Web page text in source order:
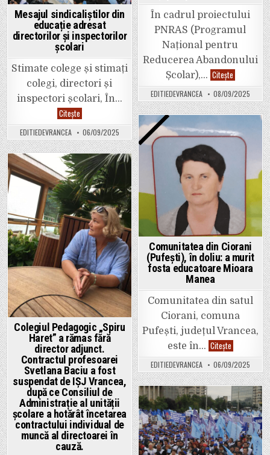
În cadrul proiectului
PNRAS (Programul
Național pentru
Reducerea Abandonului
Școlar),… CiteșteȘcoala
Gimnazială
Măicănești
investește
în
viitor:
au
primit
ghiozdane,
proiectul
EDITIEDEVRANCEA 08/09/2025
Mesajul sindicaliștilor din
educație adresat
directorilor și inspectorilor
școlari
Stimate colege și stimați
colegi, directori și
inspectori școlari, În…
CiteșteMesajul
sindicaliștilor
din
educație
adresat
directorilor
și
inspectorilor
școlari
EDITIEDEVRANCEA 06/09/2025
Posted
Comunitatea din Ciorani
(Pufești), în doliu: a murit
fosta educatoare Mioara
Manea
Comunitatea din satul
Ciorani, comuna
Pufești, județul Vrancea,
este în… CiteșteComunitatea
din
Ciorani
(Pufești),
în
doliu:
a
murit
fosta
educatoare
Mioara
Manea
EDITIEDEVRANCEA 06/09/2025
Posted
Colegiul Pedagogic „Spiru
Haret” a rămas fără
director adjunct.
Contractul profesoarei
Svetlana Baciu a fost
suspendat de IȘJ Vrancea,
după ce Consiliul de
Administrație al unității
școlare a hotărât încetarea
contractului individual de
muncă al directoarei în
cauză.
Posted
in